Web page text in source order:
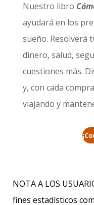
Nuestro libro
ayudará en los
sueño. Resolverá
dinero, salud,
cuestiones más.
y, con cada
viajando y
NOTA A LOS
fines estadísticos